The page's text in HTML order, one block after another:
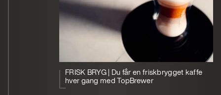
FRISK BRYG | Du får en friskbrygget kaffe
hver gang med TopBrewer